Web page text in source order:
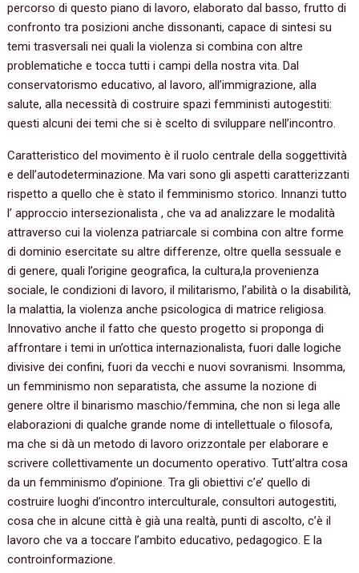
percorso di questo piano di lavoro, elaborato dal basso, frutto di
confronto tra posizioni anche dissonanti, capace di sintesi su
temi trasversali nei quali la violenza si combina con altre
problematiche e tocca tutti i campi della nostra vita. Dal
conservatorismo educativo, al lavoro, all’immigrazione, alla
salute, alla necessità di costruire spazi femministi autogestiti:
questi alcuni dei temi che si è scelto di sviluppare nell’incontro.
Caratteristico del movimento è il ruolo centrale della soggettività
e dell’autodeterminazione. Ma vari sono gli aspetti caratterizzanti
rispetto a quello che è stato il femminismo storico. Innanzi tutto
l’ approccio intersezionalista , che va ad analizzare le modalità
attraverso cui la violenza patriarcale si combina con altre forme
di dominio esercitate su altre differenze, oltre quella sessuale e
di genere, quali l’origine geografica, la cultura,la provenienza
sociale, le condizioni di lavoro, il militarismo, l’abilità o la disabilità,
la malattia, la violenza anche psicologica di matrice religiosa.
Innovativo anche il fatto che questo progetto si proponga di
affrontare i temi in un’ottica internazionalista, fuori dalle logiche
divisive dei confini, fuori da vecchi e nuovi sovranismi. Insomma,
un femminismo non separatista, che assume la nozione di
genere oltre il binarismo maschio/femmina, che non si lega alle
elaborazioni di qualche grande nome di intellettuale o filosofa,
ma che si dà un metodo di lavoro orizzontale per elaborare e
scrivere collettivamente un documento operativo. Tutt’altra cosa
da un femminismo d’opinione. Tra gli obiettivi c’e’ quello di
costruire luoghi d’incontro interculturale, consultori autogestiti,
cosa che in alcune città è già una realtà, punti di ascolto, c’è il
lavoro che va a toccare l’ambito educativo, pedagogico. E la
controinformazione.